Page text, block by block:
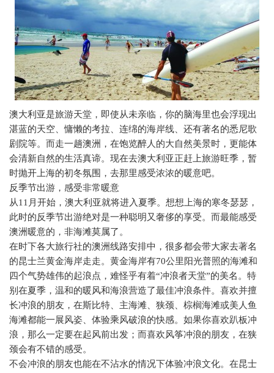
澳大利亚是旅游天堂，即使从未亲临，你的脑海里也会浮现出
湛蓝的天空、慵懒的考拉、连绵的海岸线、还有著名的悉尼歌
剧院等。而走一趟澳洲，在饱览醉人的大自然美景时，更能体
会清新自然的生活真谛。现在去澳大利亚正赶上旅游旺季，暂
时抛开上海的初冬氛围，去那里感受浓浓的暖意吧。
反季节出游，感受非常暖意
从11月开始，澳大利亚就将进入夏季。想想上海的寒冬瑟瑟，
此时的反季节出游绝对是一种聪明又奢侈的享受。而最能感受
澳洲暖意的，非海滩莫属了。
在时下各大旅行社的澳洲线路安排中，很多都会带大家去著名
的昆士兰黄金海岸走走。黄金海岸有70公里阳光普照的海滩和
四个气势雄伟的起浪点，难怪乎有着“冲浪者天堂”的美名。特
别在夏季，温和的暖风和海浪营造了最佳冲浪条件。喜欢并擅
长冲浪的朋友，在斯比特、主海滩、狭颈、棕榈海滩或美人鱼
海滩都能一展风姿、体验乘风破浪的快感。如果你喜欢趴板冲
浪，那么一定要在起风前出发；而喜欢风筝冲浪的朋友，在狭
颈会有不错的感受。
不会冲浪的朋友也能在不沾水的情况下体验冲浪文化。在昆士